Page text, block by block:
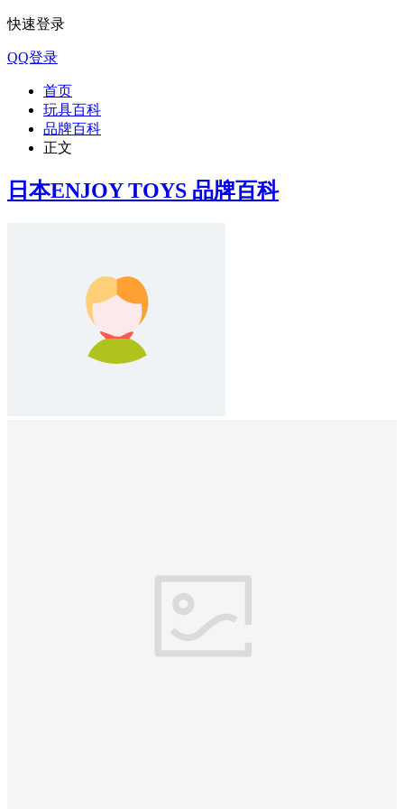
快速登录
QQ登录
首页
玩具百科
品牌百科
正文
日本ENJOY TOYS 品牌百科